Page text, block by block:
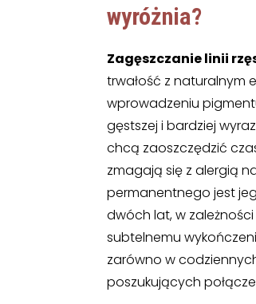
wyróżnia?
Zagęszczanie linii
trwałość z naturalnym
wprowadzeniu
gęstszej i bardziej
chcą zaoszczędzić
zmagają się z alergią
permanentnego jest
dwóch lat, w
subtelnemu
zarówno w
poszukujących